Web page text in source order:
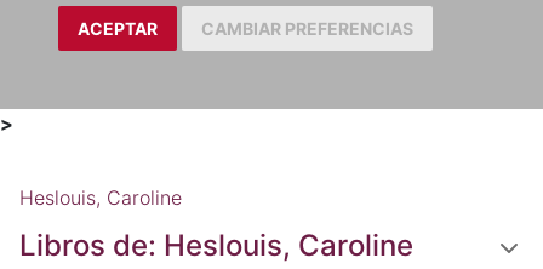
ACEPTAR CAMBIAR PREFERENCIAS
>
Heslouis, Caroline
Libros de: Heslouis, Caroline